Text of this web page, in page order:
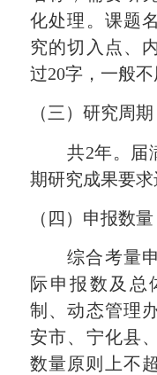
化处理。课题
究的切入点、
过20字，一般不
（三）研究周期
共2年。 届
期研究成果要求
（四）申报数量
综合考量
际申报数及总
制、动态管理
安市、宁化县
数量原则上不